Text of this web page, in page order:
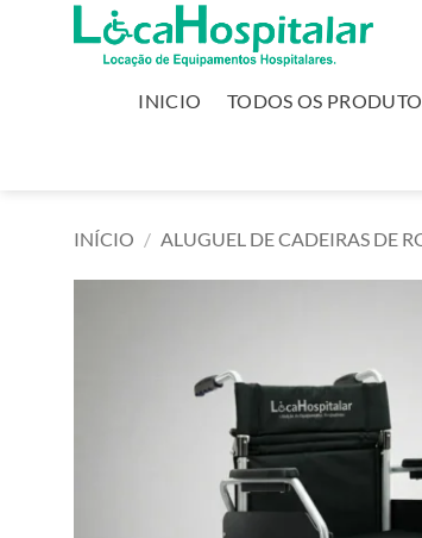
INICIO TODOS OS
INÍCIO / ALUGUEL DE CADEIRAS DE